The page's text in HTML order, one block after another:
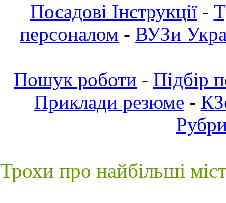
Посадові Інструкції-
персоналом - ВУЗи
Пошук роботи - Підбір
Приклади резюме -
Трохи про найбільші